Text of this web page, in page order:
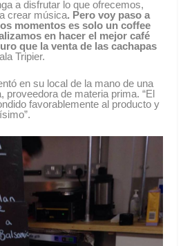
a disfrutar lo que ofrecemos,
crear música. Pero voy paso a
momentos es solo un coffee
en hacer el mejor café
que la venta de las cachapas
Tripier.
en su local de la mano de una
proveedora de materia prima. “El
favorablemente al producto y